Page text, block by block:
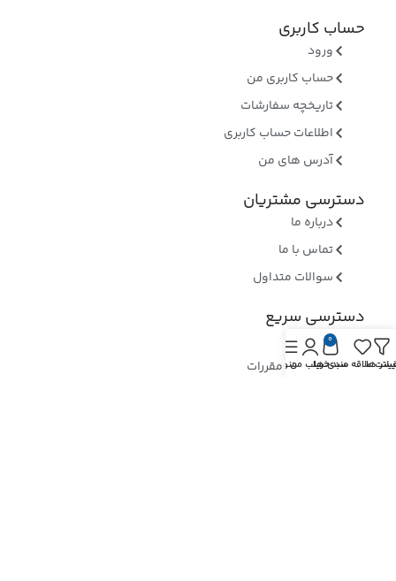
حساب کاربری
ورود
حساب کاربری من
تاریخچه سفارشات
اطلاعات حساب کاربری
آدرس های من
دسترسی مشتریان
درباره ما
تماس با ما
سوالات متداول
دسترسی سریع
وبلاگ
قوانین و مقررات
ها
علاقه مندی ها
0
سبد خریدحساب منمنو